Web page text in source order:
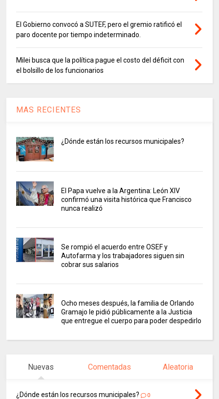
El Gobierno convocó a SUTEF, pero el gremio ratificó el
paro docente por tiempo indeterminado.
Milei busca que la política pague el costo del déficit con
el bolsillo de los funcionarios
MAS RECIENTES
¿Dónde están los recursos municipales?
El Papa vuelve a la Argentina: León XIV
confirmó una visita histórica que Francisco
nunca realizó
Se rompió el acuerdo entre OSEF y
Autofarma y los trabajadores siguen sin
cobrar sus salarios
Ocho meses después, la familia de Orlando
Gramajo le pidió públicamente a la Justicia
que entregue el cuerpo para poder despedirlo
Nuevas Comentadas Aleatoria
¿Dónde están los recursos municipales? 0